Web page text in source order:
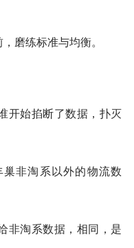
磨练标准与均衡。
始掐断了数据，扑灭
非淘系以外的物流数
淘系数据，相同，是